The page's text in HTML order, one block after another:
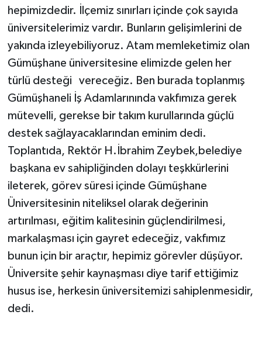
hepimizdedir. İlçemiz sınırları içinde çok sayıda
üniversitelerimiz vardır. Bunların gelişimlerini de
yakında izleyebiliyoruz. Atam memleketimiz olan
Gümüşhane üniversitesine elimizde gelen her
türlü desteği vereceğiz. Ben burada toplanmış
Gümüşhaneli İş Adamlarınında vakfımıza gerek
mütevelli, gerekse bir takım kurullarında güçlü
destek sağlayacaklarından eminim dedi.
Toplantıda, Rektör H.İbrahim Zeybek,belediye
başkana ev sahipliğinden dolayı teşkkürlerini
ileterek, görev süresi içinde Gümüşhane
Üniversitesinin niteliksel olarak değerinin
artırılması, eğitim kalitesinin güçlendirilmesi,
markalaşması için gayret edeceğiz, vakfımız
bunun için bir araçtır, hepimiz görevler düşüyor.
Üniversite şehir kaynaşması diye tarif ettiğimiz
husus ise, herkesin üniversitemizi sahiplenmesidir,
dedi.